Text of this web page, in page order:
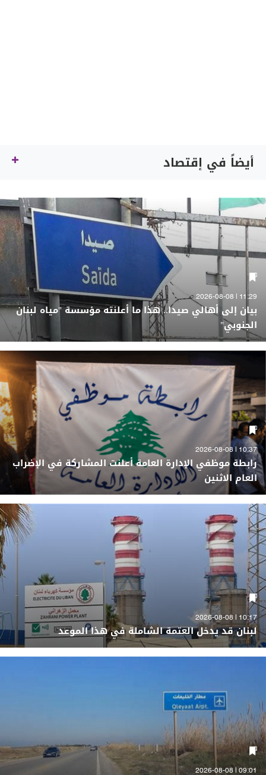
أيضاً في إقتصاد
11:29 | 2026-08-08
بيان إلى أهالي صيدا.. هذا ما أعلنته مؤسسة "مياه لبنان
الجنوبي"
10:37 | 2026-08-08
رابطة موظفي الإدارة العامة أعلنت المشاركة في الإضراب
العام الاثنين
10:17 | 2026-08-08
لبنان قد يدخل العتمة الشاملة في هذا الموعد
09:01 | 2026-08-08